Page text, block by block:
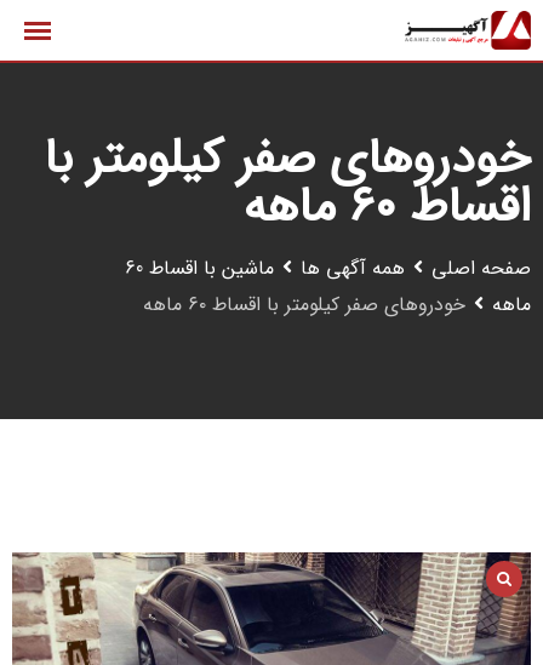
پرش
به
خودروهای صفر کیلومتر با
اقساط ۶۰ ماهه
صفحه اصلی همه آگهی ها
ماشین با اقساط 60
ماهه
خودروهای صفر کیلومتر با اقساط ۶۰ ماهه